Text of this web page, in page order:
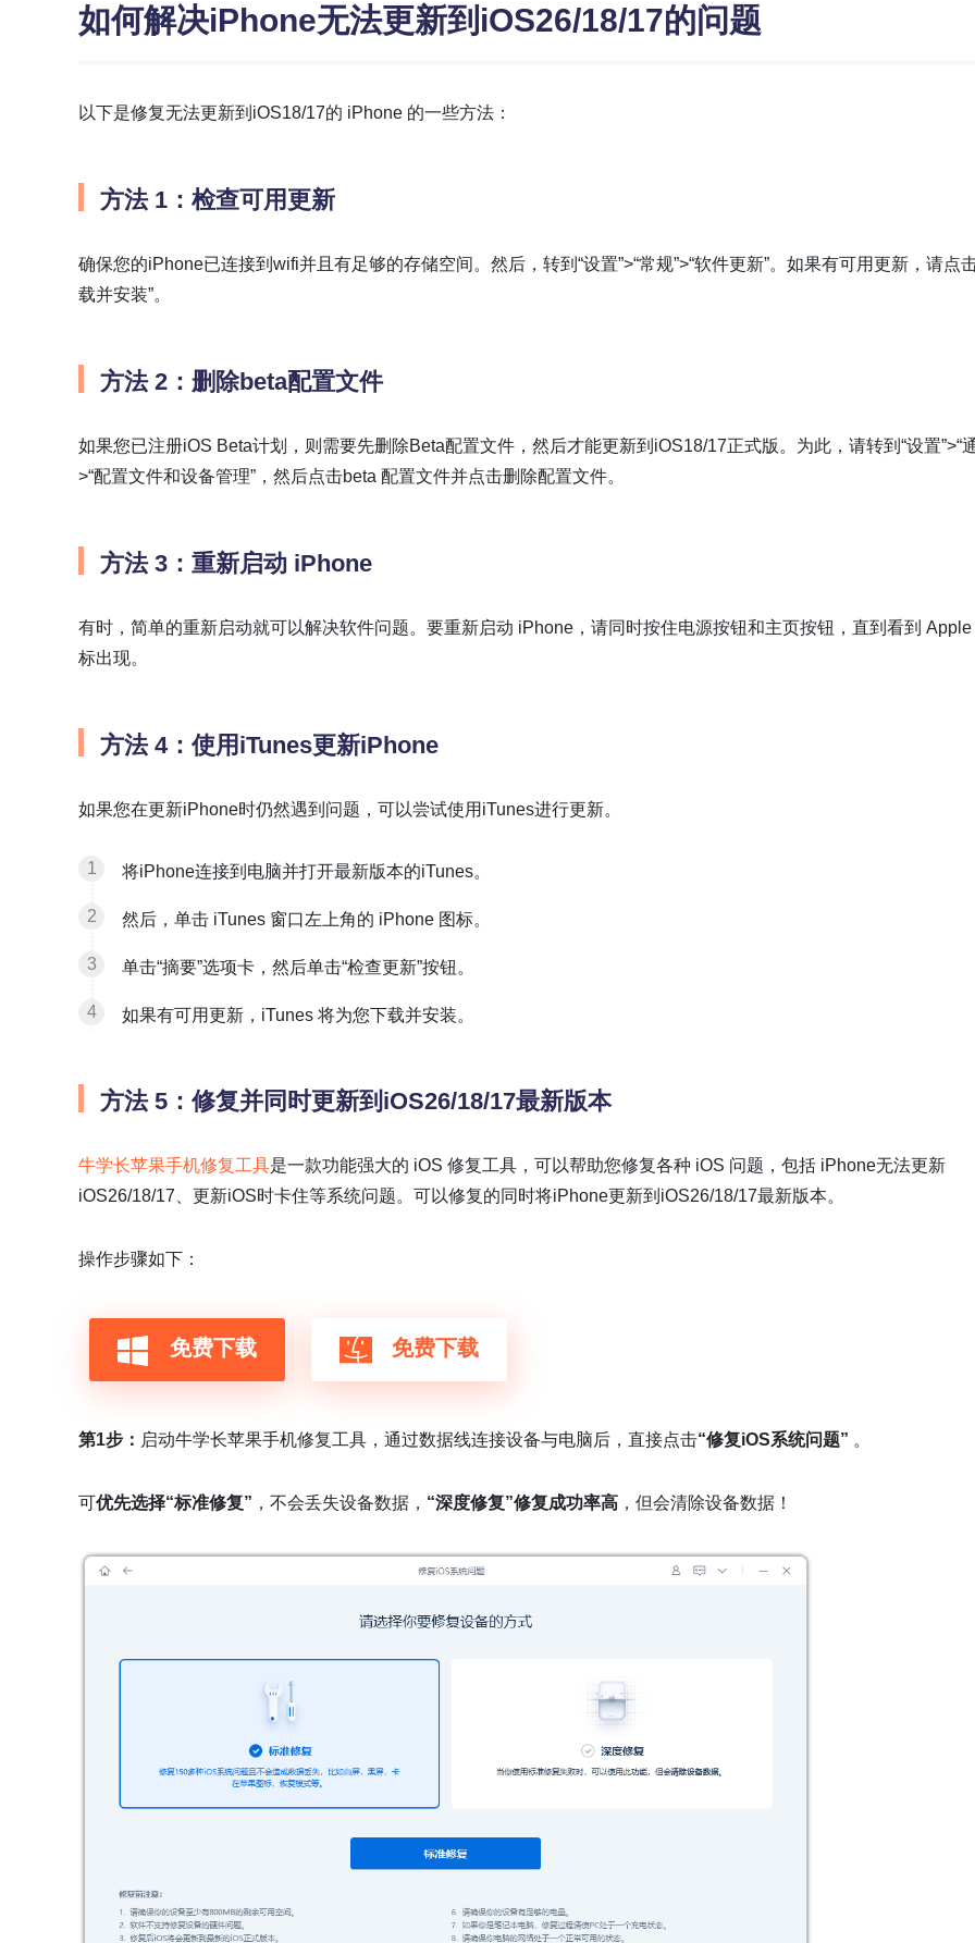
如何解决iPhone无法更新到iOS26/18/17的问题
以下是修复无法更新到iOS18/17的 iPhone 的一些方法：
方法 1：检查可用更新
确保您的iPhone已连接到wifi并且有足够的存储空间。然后，转到“设置”>“常规”>“软件更新”。如果有可用更新，请点
载并安装”。
方法 2：删除beta配置文件
如果您已注册iOS Beta计划，则需要先删除Beta配置文件，然后才能更新到iOS18/17正式版。为此，请转到“设置”>“
>“配置文件和设备管理”，然后点击beta 配置文件并点击删除配置文件。
方法 3：重新启动 iPhone
有时，简单的重新启动就可以解决软件问题。要重新启动 iPhone，请同时按住电源按钮和主页按钮，直到看到 Apple
标出现。
方法 4：使用iTunes更新iPhone
如果您在更新iPhone时仍然遇到问题，可以尝试使用iTunes进行更新。
将iPhone连接到电脑并打开最新版本的iTunes。
然后，单击 iTunes 窗口左上角的 iPhone 图标。
单击“摘要”选项卡，然后单击“检查更新”按钮。
如果有可用更新，iTunes 将为您下载并安装。
方法 5：修复并同时更新到iOS26/18/17最新版本
牛学长苹果手机修复工具是一款功能强大的 iOS 修复工具，可以帮助您修复各种 iOS 问题，包括 iPhone无法更新
iOS26/18/17、更新iOS时卡住等系统问题。可以修复的同时将iPhone更新到iOS26/18/17最新版本。
操作步骤如下：
免费下载 免费下载
第1步： 启动牛学长苹果手机修复工具，通过数据线连接设备与电脑后，直接点击“修复iOS系统问题” 。
可优先选择“标准修复” ，不会丢失设备数据， “深度修复”修复成功率高 ，但会清除设备数据！